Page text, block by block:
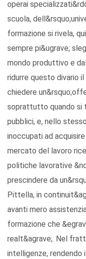
operai
scuola,
formazione si rivela,
sempre pi&ugrave;
mondo produttivo e
ridurre questo divario
chiedere
soprattutto quando
pubblici, e, nello
inoccupati ad
mercato del lavoro
politiche lavorative
prescindere da
Pittella, in
avanti mero
formazione che
realt&agrave;. Nel
intelligenze, rendendo